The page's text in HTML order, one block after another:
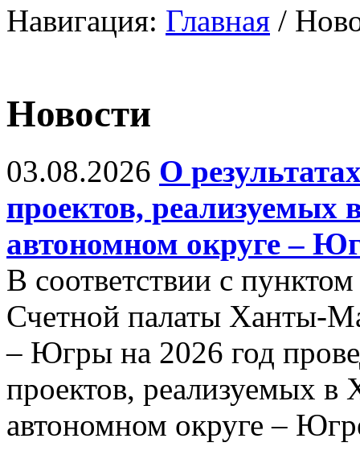
Навигация: Главная /
Новости
03.08.2026 О
проектов,
автономном округе –
В соответствии с
Счетной палаты Ханты-
– Югры на 2026 год
проектов, реализуемых
автономном округе –